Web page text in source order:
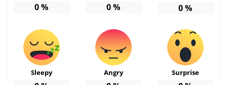
0% 0% 0%
Sleepy Angry Surprise